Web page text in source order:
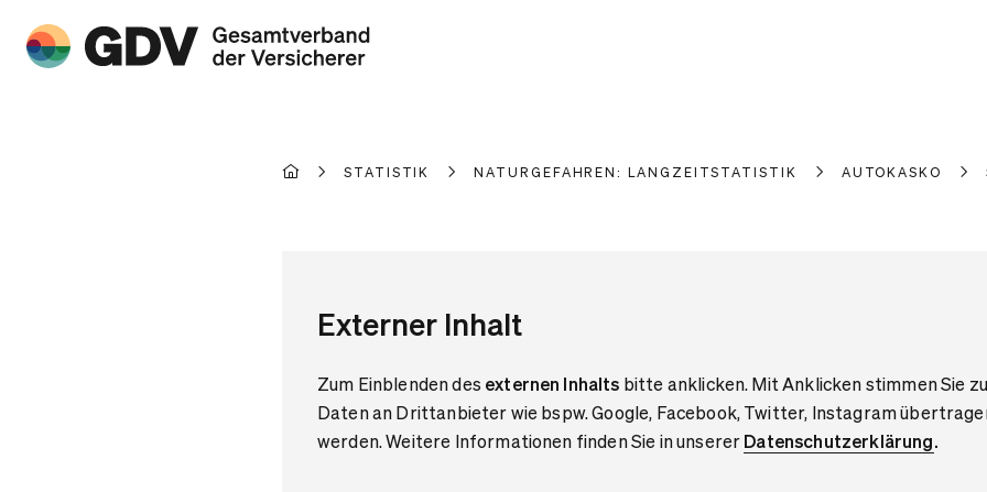
STATISTIK NATURGEFAHREN: LANGZEITSTATISTIK AUTOKASKO
Externer Inhalt
Zum Einblenden des externen Inhalts bitte anklicken. Mit Anklicken stimmen Sie
Daten an Drittanbieter wie bspw. Google, Facebook, Twitter, Instagram
werden. Weitere Informationen finden Sie in unsererDatenschutzerklärung.